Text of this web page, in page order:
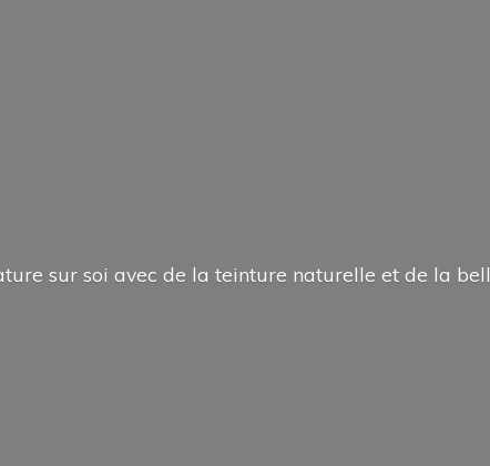
sur soi avec de la teinture naturelle et de la